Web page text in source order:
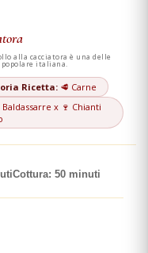
alla cacciatora è una delle
italiana.
Ricetta: 🥩 Carne
Baldassarre x 🍷 Chianti
Cottura: 50 minuti